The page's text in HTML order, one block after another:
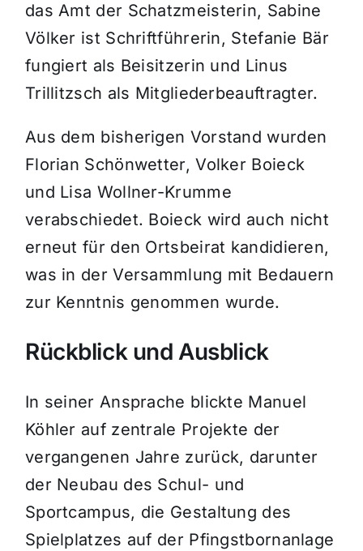
das Amt der Schatzmeisterin, Sabine
Völker ist Schriftführerin, Stefanie Bär
fungiert als Beisitzerin und Linus
Trillitzsch als Mitgliederbeauftragter.
Aus dem bisherigen Vorstand wurden
Florian Schönwetter, Volker Boieck
und Lisa Wollner-Krumme
verabschiedet. Boieck wird auch nicht
erneut für den Ortsbeirat kandidieren,
was in der Versammlung mit Bedauern
zur Kenntnis genommen wurde.
Rückblick und Ausblick
In seiner Ansprache blickte Manuel
Köhler auf zentrale Projekte der
vergangenen Jahre zurück, darunter
der Neubau des Schul- und
Sportcampus, die Gestaltung des
Spielplatzes auf der Pfingstbornanlage